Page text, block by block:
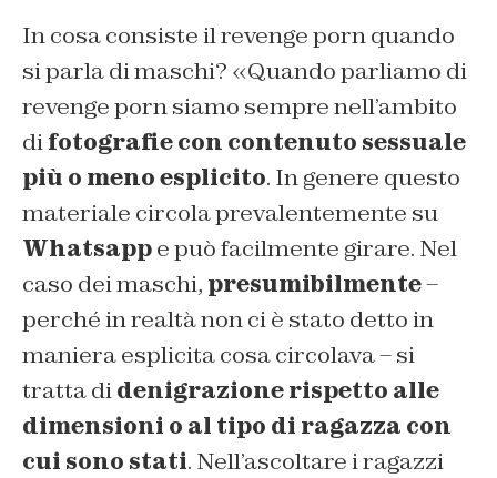
In cosa consiste il revenge porn quando
si parla di maschi? «Quando parliamo di
revenge porn siamo sempre nell’ambito
difotografie con contenuto sessuale
più o meno esplicito. In genere questo
materiale circola prevalentemente su
Whatsappe può facilmente girare. Nel
caso dei maschi, presumibilmente–
perché in realtà non ci è stato detto in
maniera esplicita cosa circolava – si
tratta didenigrazione rispetto alle
dimensioni o al tipo di ragazza con
cui sono stati. Nell’ascoltare i ragazzi